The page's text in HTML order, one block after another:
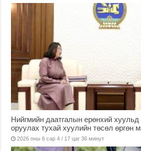
Нийгмийн даатгалын ерөнхий
оруулах тухай хуулийн төсөл өргөн
2026 оны 6 сар 4 / 17 цаг 36 минут